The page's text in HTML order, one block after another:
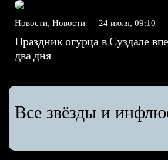
Новости, Новости — 24 июля, 09:10
Праздник огурца в Суздале
два дня
Все звёзды и